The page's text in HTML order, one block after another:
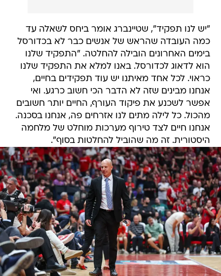
"יש לנו תפקיד", שטיינברג אומר ביחס לשאלה עד
כמה העובדה שהראש של אנשים כבר לא בכדורסל
בימים האחרונים הובילה להחלטה. "התפקיד שלנו
הוא לדאוג לכדורסל. באנו למלא את התפקיד שלנו
כראוי. לכל אחד מאיתנו יש עוד תפקידים בחיים,
אנחנו מבינים שזה לא הדבר הכי חשוב כרגע. ואי
אפשר לשכנע את פיקוד העורף, החיים יותר חשובים
מהכול. כל לילה מתים לנו אזרחים פה, אנחנו בסכנה.
אנחנו חיים לצד טירוף מערכות מוחלט של מלחמה
היסטורית. זה מה שהוביל להחלטות בסוף".